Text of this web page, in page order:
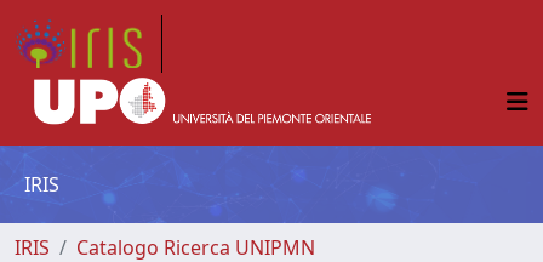
IRIS
IRIS
Catalogo Ricerca UNIPMN